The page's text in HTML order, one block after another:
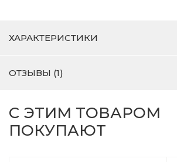
ХАРАКТЕРИСТИКИ
ОТЗЫВЫ (1)
С ЭТИМ ТОВАРОМ
ПОКУПАЮТ